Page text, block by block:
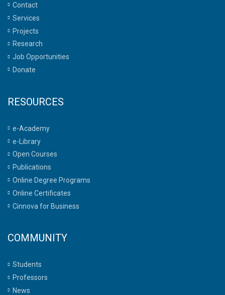
Contact
Services
Projects
Research
Job Opportunities
Donate
RESOURCES
e-Academy
e-Library
Open Courses
Publications
Online Degree Programs
Online Certificates
Cinnova for Business
COMMUNITY
Students
Professors
News